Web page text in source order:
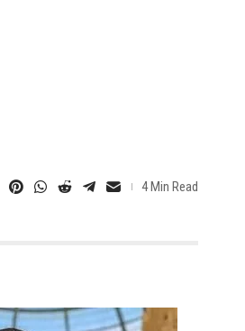
4 Min Read